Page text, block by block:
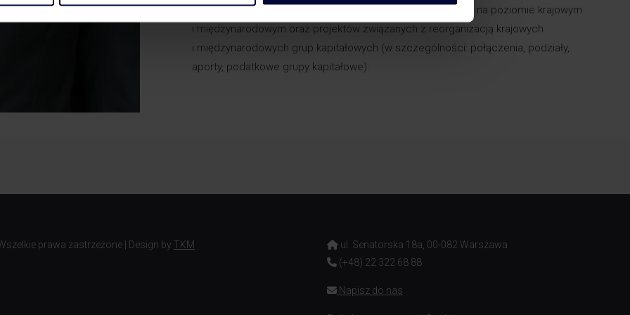
ze strukturyzacją transakcji oraz planowaniem podatkowym na poziomie krajowym
i międzynarodowym oraz projektów związanych z reorganizacją krajowych
i międzynarodowych grup kapitałowych (w szczególności: połączenia, podziały,
aporty, podatkowe grupy kapitałowe).
prawa zastrzeżone | Design by TKM
ul. Senatorska 18a, 00-082 Warszawa
(+48) 22 322 68 88
Napisz do nas